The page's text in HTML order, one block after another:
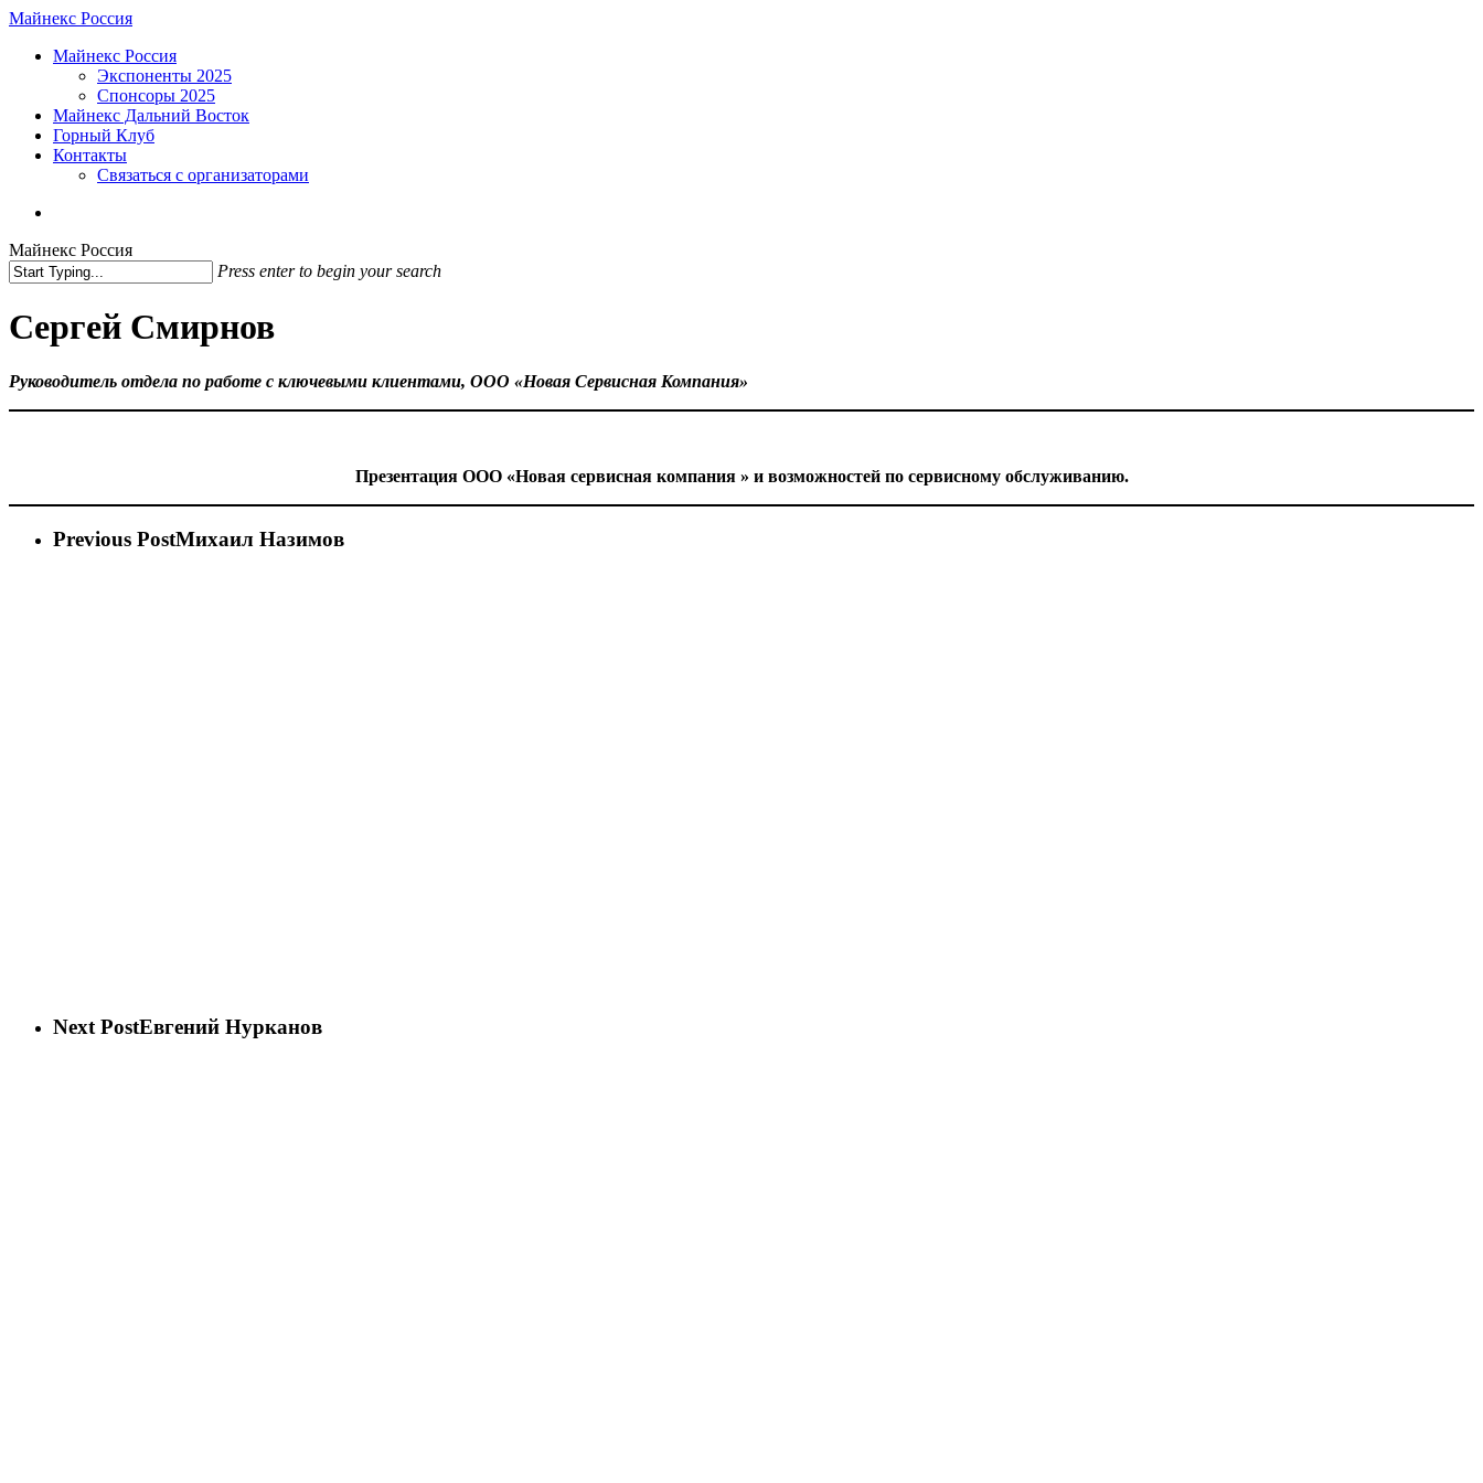
Skip
main
Майнекс Россия
Menu
Майнекс Россия
Экспоненты 2025
Спонсоры 2025
Майнекс Дальний Восток
Горный Клуб
Контакты
Связаться с организаторами
Майнекс Россия
Press enter to begin your search
Search
Сергей Смирнов
Руководитель отдела по работе с ключевыми клиентами, ООО «Новая Сервисная Компания»
Презентация ООО «Новая сервисная компания » и возможностей по сервисному обслуживанию.
Previous PostМихаил Назимов
Next PostЕвгений Нурканов